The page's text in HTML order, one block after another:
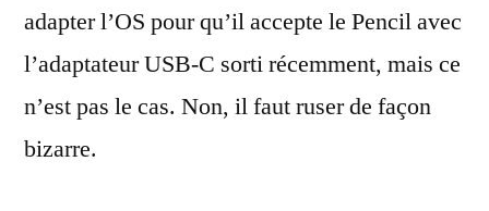
adapter l’OS pour qu’il accepte le Pencil avec
l’adaptateur USB-C sorti récemment, mais ce
n’est pas le cas. Non, il faut ruser de façon
bizarre.